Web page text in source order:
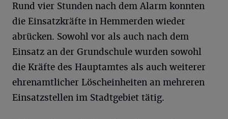
Rund vier Stunden nach dem Alarm konnten
die Einsatzkräfte in Hemmerden wieder
abrücken. Sowohl vor als auch nach dem
Einsatz an der Grundschule wurden sowohl
die Kräfte des Hauptamtes als auch weiterer
ehrenamtlicher Löscheinheiten an mehreren
Einsatzstellen im Stadtgebiet tätig.